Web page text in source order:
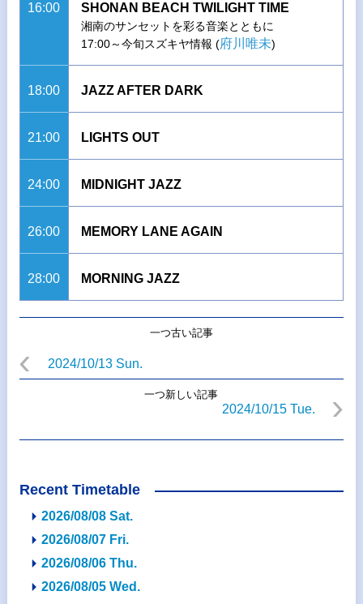
16:00 SHONAN BEACH TWILIGHT TIME
湘南のサンセットを彩る音楽とともに
17:00～今旬スズキヤ情報 (府川唯未)
18:00 JAZZ AFTER DARK
21:00 LIGHTS OUT
24:00 MIDNIGHT JAZZ
26:00 MEMORY LANE AGAIN
28:00 MORNING JAZZ
一つ古い記事
2024/10/13 Sun.
一つ新しい記事
2024/10/15 Tue.
Recent Timetable
2026/08/08 Sat.
2026/08/07 Fri.
2026/08/06 Thu.
2026/08/05 Wed.